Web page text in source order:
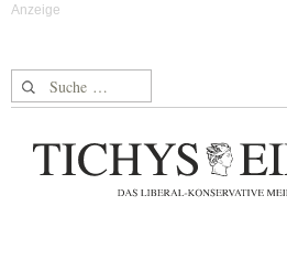
Suche nach: